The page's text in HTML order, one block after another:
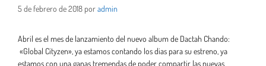
5 de febrero de 2018 poradmin
Abril es el mes de lanzamiento del nuevo album de Dactah Chando:
«Global Cityzen», ya estamos contando los dias para su estreno, ya
estamos con una ganas tremendas de poder compartir las nuevas